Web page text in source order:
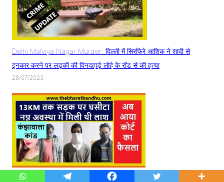
Delhi Malviya Nagar Murder: दिल्ली में सिरफिरे आशिक ने शादी से
इनकार करने पर लड़की की दिनदहाड़े लोहे के रॉड से की हत्या
28/07/2023
Delhi Kanjhawala Kand Update: कंझावाला कांड में रोहिणी कोर्ट का